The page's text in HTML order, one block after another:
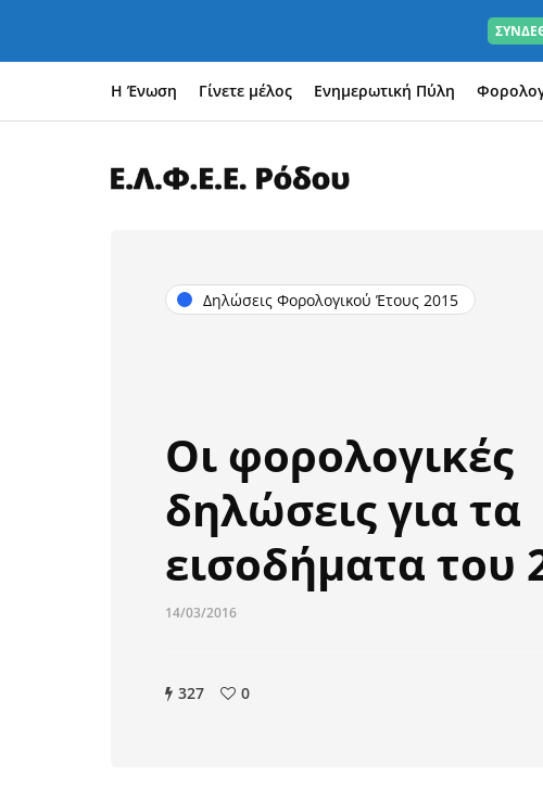
Η Ένωση Γίνετε μέλος Ενημερωτική Πύλη
Δηλώσεις Φορολογικού Έτους 2015
Οι φορολογικές
δηλώσεις για τα
εισοδήματα του
14/03/2016
327 0